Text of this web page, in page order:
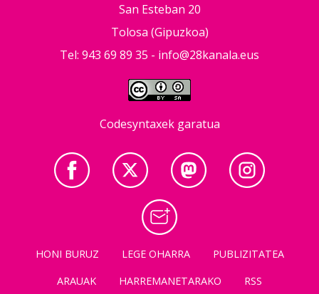
San Esteban 20
Tolosa (Gipuzkoa)
Tel: 943 69 89 35 - info@28kanala.eus
Codesyntaxek garatua
HONI BURUZ LEGE OHARRA
PUBLIZITATEA
ARAUAK
HARREMANETARAKO RSS